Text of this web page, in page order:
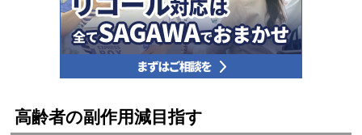
高齢者の副作用減目指す